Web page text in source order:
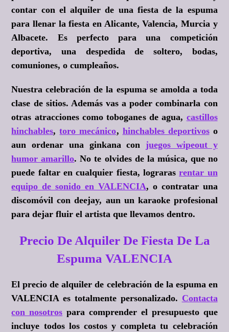
contar con el alquiler de una fiesta de la espuma
para llenar la fiesta en Alicante, Valencia, Murcia y
Albacete. Es perfecto para una competición
deportiva, una despedida de soltero, bodas,
comuniones, o cumpleaños.
Nuestra celebración de la espuma se amolda a toda
clase de sitios. Además vas a poder combinarla con
otras atracciones como toboganes de agua, castillos
hinchables,toro mecánico, hinchables deportivoso
aun ordenar una ginkana con juegos wipeout y
humor amarillo. No te olvides de la música, que no
puede faltar en cualquier fiesta, lograrasrentar un
equipo de sonido en VALENCIA, o contratar una
discomóvil con deejay, aun un karaoke profesional
para dejar fluir el artista que llevamos dentro.
Precio De Alquiler De Fiesta De La
Espuma VALENCIA
El precio de alquiler de celebración de la espuma en
VALENCIA es totalmente personalizado. Contacta
con nosotros para comprender el presupuesto que
incluye todos los costos y completa tu celebración